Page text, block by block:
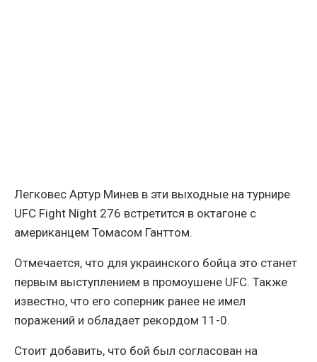
Легковес Артур Минев в эти выходные на турнире
UFC Fight Night 276 встретится в октагоне с
американцем Томасом Ганттом.
Отмечается, что для украинского бойца это станет
первым выступлением в промоушене UFC. Также
известно, что его соперник ранее не имел
поражений и обладает рекордом 11-0.
Стоит добавить, что бой был согласован на